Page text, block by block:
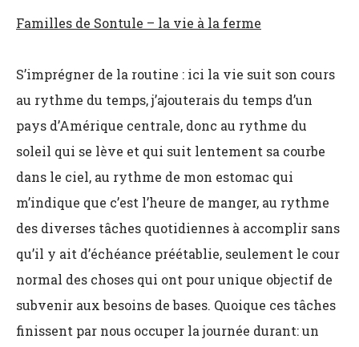
Familles de Sontule – la vie à la ferme
S’imprégner de la routine : ici la vie suit son cours
au rythme du temps, j’ajouterais du temps d’un
pays d’Amérique centrale, donc au rythme du
soleil qui se lève et qui suit lentement sa courbe
dans le ciel, au rythme de mon estomac qui
m’indique que c’est l’heure de manger, au rythme
des diverses tâches quotidiennes à accomplir sans
qu’il y ait d’échéance préétablie, seulement le cour
normal des choses qui ont pour unique objectif de
subvenir aux besoins de bases. Quoique ces tâches
finissent par nous occuper la journée durant: un